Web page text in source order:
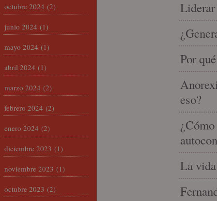
Liderar
Por
eso?
La
octubre 2024 (2)
junio 2024 (1)
mayo 2024 (1)
abril 2024 (1)
marzo 2024 (2)
febrero 2024 (2)
enero 2024 (2)
diciembre 2023 (1)
noviembre 2023 (1)
octubre 2023 (2)